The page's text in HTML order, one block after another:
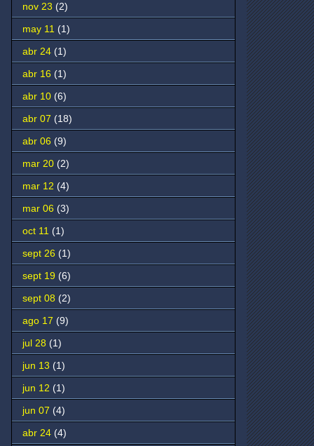
nov 23 (2)
may 11 (1)
abr 24 (1)
abr 16 (1)
abr 10 (6)
abr 07 (18)
abr 06 (9)
mar 20 (2)
mar 12 (4)
mar 06 (3)
oct 11 (1)
sept 26 (1)
sept 19 (6)
sept 08 (2)
ago 17 (9)
jul 28 (1)
jun 13 (1)
jun 12 (1)
jun 07 (4)
abr 24 (4)